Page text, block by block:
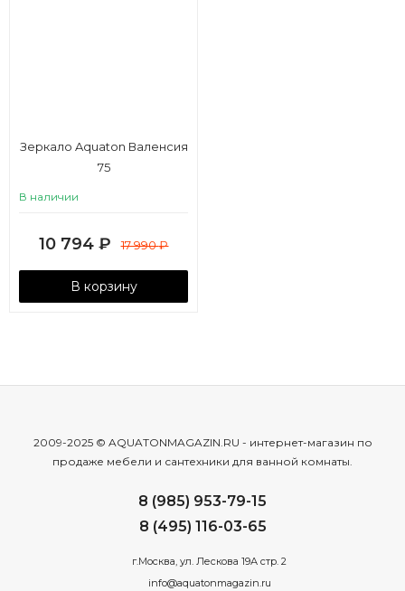
Зеркало Aquaton Валенсия
75
В наличии
10 794 ₽ 17 990₽
В корзину
2009-2025 © AQUATONMAGAZIN.RU - интернет-магазин по
продаже мебели и сантехники для ванной комнаты.
8 (985) 953-79-15
8 (495) 116-03-65
г.Москва, ул. Лескова 19А стр. 2
info@aquatonmagazin.ru